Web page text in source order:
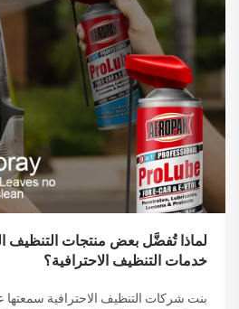
لماذا تُفضَّل بعض منتجات التنظيف
خدمات التنظيف الاحترافية؟
بنت شركات التنظيف الاحترافية سمعتها